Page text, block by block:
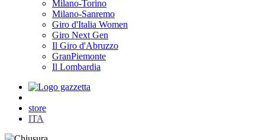
Milano-Torino
Milano-Sanremo
Giro d'Italia Women
Giro Next Gen
Il Giro d'Abruzzo
GranPiemonte
Il Lombardia
store
ITA